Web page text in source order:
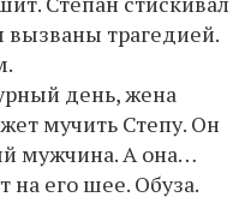
вызваны трагедией.
день, жена
мучить Степу. Он
мужчина. А она…
на его шее. Обуза.